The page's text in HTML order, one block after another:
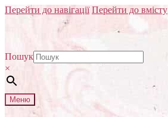
Перейти до навігації Перейти до вмісту
Пошук
×
Меню